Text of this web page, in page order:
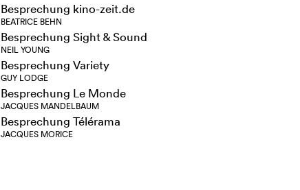
Besprechung kino-zeit.de
BEATRICE BEHN
Besprechung Sight & Sound
NEIL YOUNG
Besprechung Variety
GUY LODGE
Besprechung Le Monde
JACQUES MANDELBAUM
Besprechung Télérama
JACQUES MORICE